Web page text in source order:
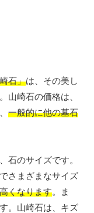
石」は、その美し
山崎石の価格は、
一般的に他の墓石
石のサイズです。
さまざまなサイズ
くなります。ま
。山崎石は、キズ